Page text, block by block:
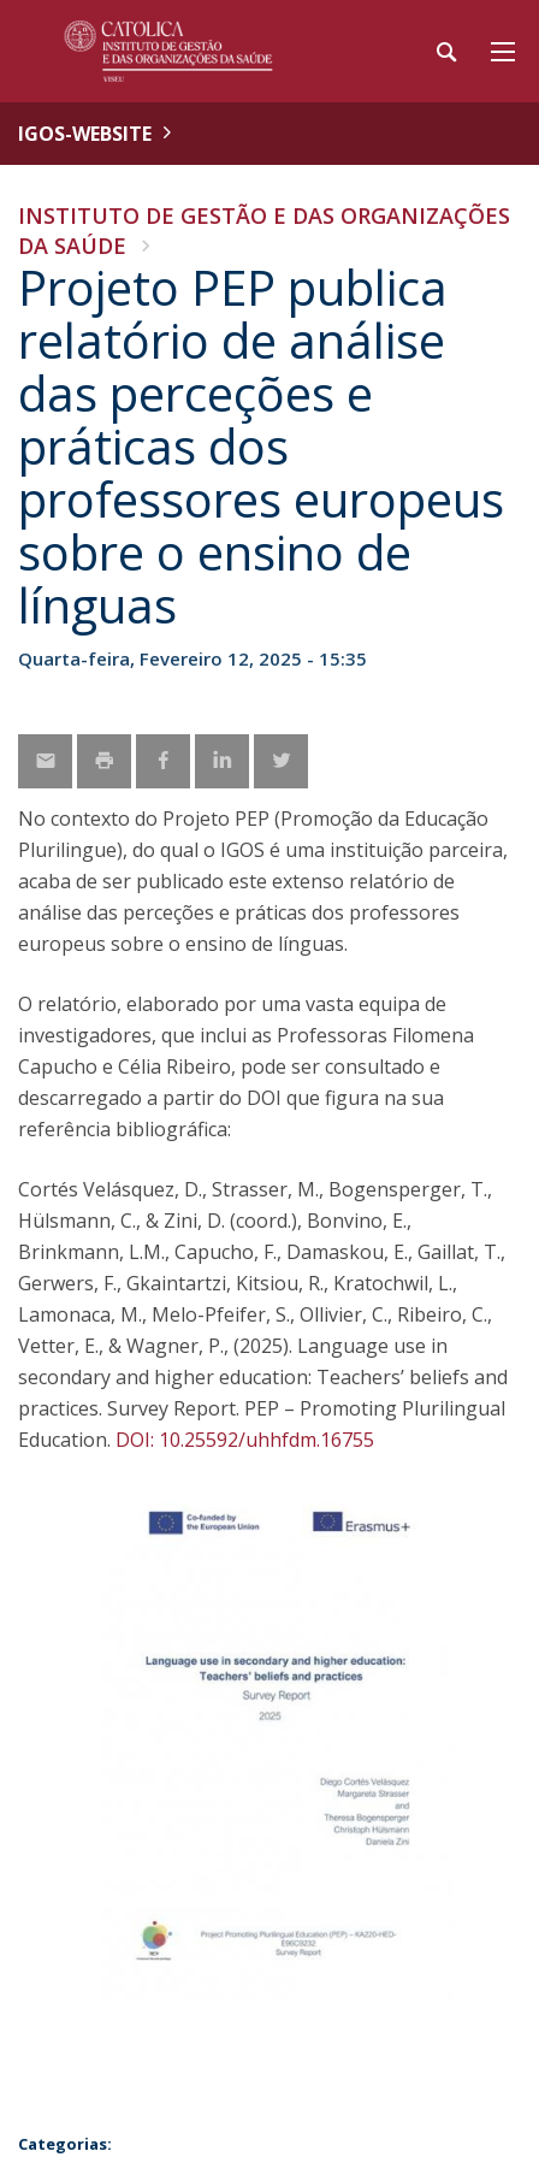
IGOS-WEBSITE
INSTITUTO DE GESTÃO E DAS ORGANIZAÇÕES
DA SAÚDE
Projeto PEP publica
relatório de análise
das perceções e
práticas dos
professores europeus
sobre o ensino de
línguas
Quarta-feira, Fevereiro 12, 2025 - 15:35
No contexto do Projeto PEP (Promoção da Educação
Plurilingue), do qual o IGOS é uma instituição parceira,
acaba de ser publicado este extenso relatório de
análise das perceções e práticas dos professores
europeus sobre o ensino de línguas.
O relatório, elaborado por uma vasta equipa de
investigadores, que inclui as Professoras Filomena
Capucho e Célia Ribeiro, pode ser consultado e
descarregado a partir do DOI que figura na sua
referência bibliográfica:
Cortés Velásquez, D., Strasser, M., Bogensperger, T.,
Hülsmann, C., & Zini, D. (coord.), Bonvino, E.,
Brinkmann, L.M., Capucho, F., Damaskou, E., Gaillat, T.,
Gerwers, F., Gkaintartzi, Kitsiou, R., Kratochwil, L.,
Lamonaca, M., Melo-Pfeifer, S., Ollivier, C., Ribeiro, C.,
Vetter, E., & Wagner, P., (2025). Language use in
secondary and higher education: Teachers’ beliefs and
practices. Survey Report. PEP – Promoting Plurilingual
Education. DOI: 10.25592/uhhfdm.16755
Categorias: